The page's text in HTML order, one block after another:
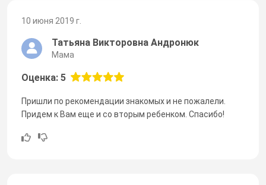
10 июня 2019 г.
Татьяна Викторовна Андронюк
Мама
Оценка: 5
Пришли по рекомендации знакомых и не пожалели.
Придем к Вам еще и со вторым ребенком. Спасибо!